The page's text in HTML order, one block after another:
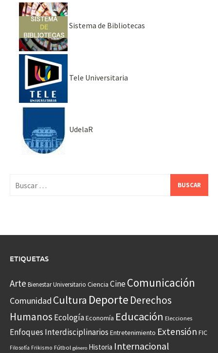
Sistema de Bibliotecas
Tele Universitaria
UdelaR
ETIQUETAS
Arte Bienestar Universitario Ciencia CineComunicación
Comunidad Cultura Deporte Derechos
Humanos EcologíaEconomía Educación Elecciones
Enfoques Interdisciplinarios Entretenimiento Extensión FIC
Filosofía Frikismo Fútbol género Historia Internacional